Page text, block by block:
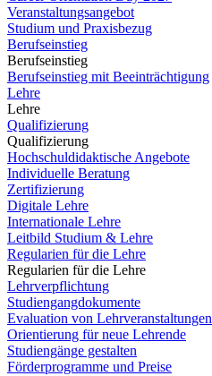
Veranstaltungsangebot
Studium und Praxisbezug
Berufseinstieg
Berufseinstieg
Berufseinstieg mit Beeinträchtigung
Lehre
Lehre
Qualifizierung
Qualifizierung
Hochschuldidaktische Angebote
Individuelle Beratung
Zertifizierung
Digitale Lehre
Internationale Lehre
Leitbild Studium & Lehre
Regularien für die Lehre
Regularien für die Lehre
Lehrverpflichtung
Studiengangdokumente
Evaluation von Lehrveranstaltungen
Orientierung für neue Lehrende
Studiengänge gestalten
Förderprogramme und Preise